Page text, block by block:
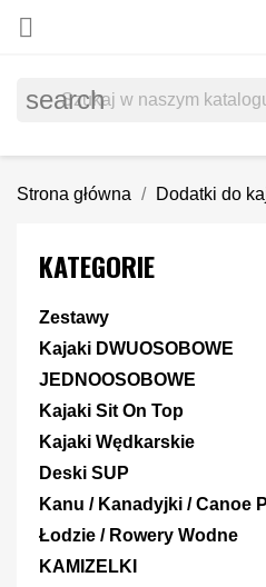

search
Strona główna Dodatki do
KATEGORIE
Zestawy
Kajaki DWUOSOBOWE
JEDNOOSOBOWE
Kajaki Sit On Top
Kajaki Wędkarskie
Deski SUP
Kanu / Kanadyjki / Canoe
Łodzie / Rowery Wodne
KAMIZELKI